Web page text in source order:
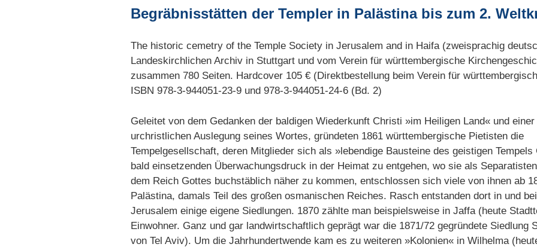
Begräbnisstätten der Templer in Palästina bis zum 2.
The historic cemetry of the Temple Society in Jerusalem and in Haifa (zweisprachig
Landeskirchlichen Archiv in Stuttgart und vom Verein für württembergische
zusammen 780 Seiten. Hardcover 105 € (Direktbestellung beim Verein für
ISBN 978-3-944051-23-9 und 978-3-944051-24-6 (Bd. 2)
Geleitet von dem Gedanken der baldigen Wiederkunft Christi »im Heiligen Land« und einer
urchristlichen Auslegung seines Wortes, gründeten 1861 württembergische Pietisten die
Tempelgesellschaft, deren Mitglieder sich als »lebendige Bausteine des geistigen
bald einsetzenden Überwachungsdruck in der Heimat zu entgehen, wo sie als
dem Reich Gottes buchstäblich näher zu kommen, entschlossen sich viele von ihnen ab
Palästina, damals Teil des großen osmanischen Reiches. Rasch entstanden dort in und
Jerusalem einige eigene Siedlungen. 1870 zählte man beispielsweise in Jaffa (heute
Einwohner. Ganz und gar landwirtschaftlich geprägt war die 1871/72 gegründete Siedlung
von Tel Aviv). Um die Jahrhundertwende kam es zu weiteren »Kolonien« in Wilhelma